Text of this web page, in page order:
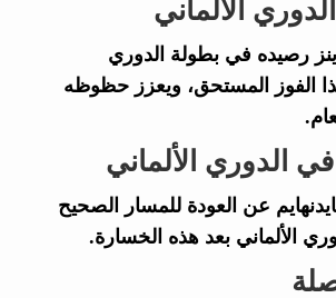
الألماني
رصيده في بطولة الدوري
الفوز المستحق، ويعزز حظوظه
في الدوري الألماني
عن العودة للمسار الصحيح
الألماني بعد هذه الخسارة.